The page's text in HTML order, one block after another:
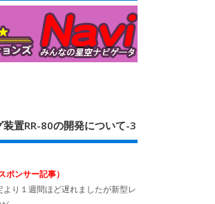
置RR-80の開発について-3
ポンサー記事）
り１週間ほど遅れましたが新型レ